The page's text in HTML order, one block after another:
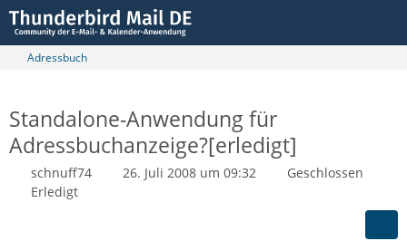
Adressbuch
Standalone-Anwendung für
Adressbuchanzeige?[erledigt]
schnuff74 26. Juli 2008 um 09:32
Geschlossen
Erledigt